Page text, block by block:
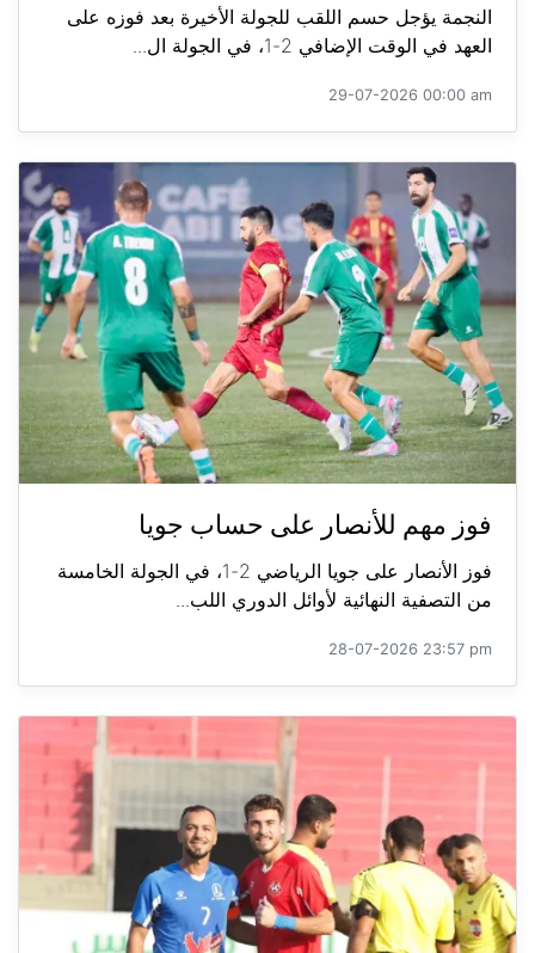
النجمة يؤجل حسم اللقب للجولة الأخيرة بعد فوزه على
العهد في الوقت الإضافي 2-1، في الجولة ال...
29-07-2026 00:00 am
فوز مهم للأنصار على حساب جويا
فوز الأنصار على جويا الرياضي 2-1، في الجولة الخامسة
من التصفية النهائية لأوائل الدوري اللب...
28-07-2026 23:57 pm